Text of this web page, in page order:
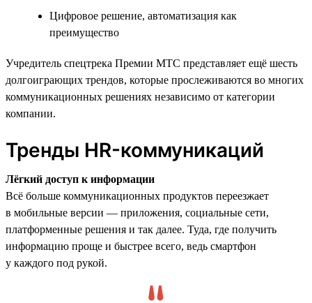
Цифровое решение, автоматизация как
преимущество
Учредитель спецтрека Премии МТС представляет ещё шесть
долгоиграющих трендов, которые прослеживаются во многих
коммуникационных решениях независимо от категории
компании.
Тренды HR-коммуникаций
Лёгкий доступ к информации
Всё больше коммуникационных продуктов переезжает
в мобильные версии — приложения, социальные сети,
платформенные решения и так далее. Туда, где получить
информацию проще и быстрее всего, ведь смартфон
у каждого под рукой.